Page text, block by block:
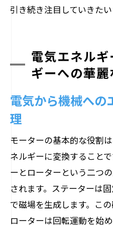
引き続き注目していきたい
電気エネル
ギーへの華
電気から機械への
理
モーターの基本的な役割
ネルギーに変換すること
ーとローターという二つ
されます。ステーターは
で磁場を生成します。こ
ローターは回転運動を始